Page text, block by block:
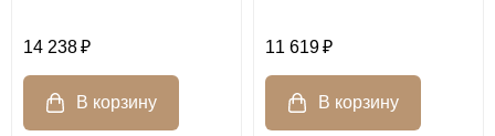
14 238 11 619